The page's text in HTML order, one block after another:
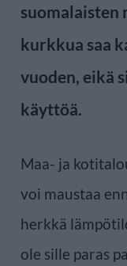
suomalaisten
kurkkua saa
vuoden, eikä
käyttöä.
Maa- ja
voi maustaa
herkkä
ole sille paras